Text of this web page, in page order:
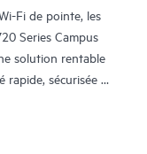
Fi de pointe, les
Series Campus
solution rentable
sécurisée et